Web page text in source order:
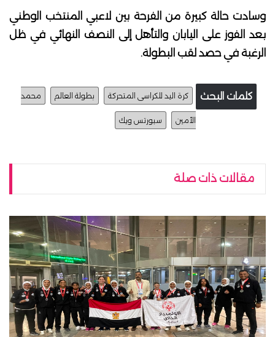
وسادت حالة كبيرة من الفرحة بين لاعبي المنتخب الوطني
بعد الفوز على اليابان والتأهل إلى النصف النهائي في ظل
الرغبة في حصد لقب البطولة.
كلمات البحث كرة اليد للكراسى المتحركة بطولة العالم محمد
الأمين سبورتس ويك
مقالات ذات صلة